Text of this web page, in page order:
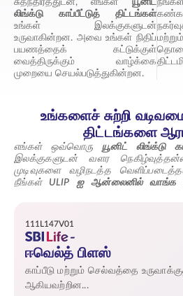
சுதந்திரத்துடன், எங்கள் யூனிட்
லிங்க்டு காப்பீட்டுத் திட்டங்கள்
உங்கள் இலக்குகளுடன்
உருவாகின்றன. அவை உங்கள் நிதிப்
பயணத்தைக் கட்டுக்குள்
வைத்திருக்கும் வாழ்க்கை
முறையை செயல்படுத்துகின்றன.
உங்களைச் சுற்றி
திட்டங்களை
எங்கள் ஒவ்வொரு யூனிட் லிங்க்டு
இலக்குகளுடன் வளர
முடிவுகளை வழிநடத்த
நீங்கள்
ULIP ஐ ஆன்லைனில் வாங்க
ஸ்திரத்தன்மையை உருவாக்கவும்
111L147V01
ஈவெல்த் பிளஸ்
காப்பீடு மற்றும் செல்வத்தை
ஆகியவற்றின...